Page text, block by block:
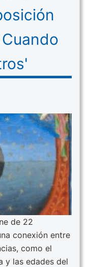
de 22
conexión entre
como el
y las edades del